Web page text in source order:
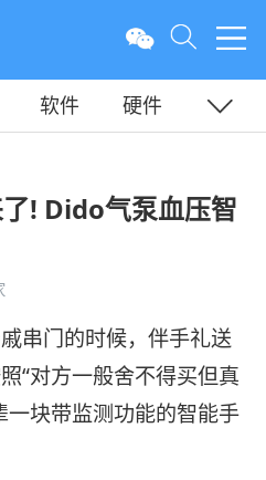
软件
硬件
! Dido气泵血压智
串门的时候，伴手礼送
“对方一般舍不得买但真
一块带监测功能的智能手